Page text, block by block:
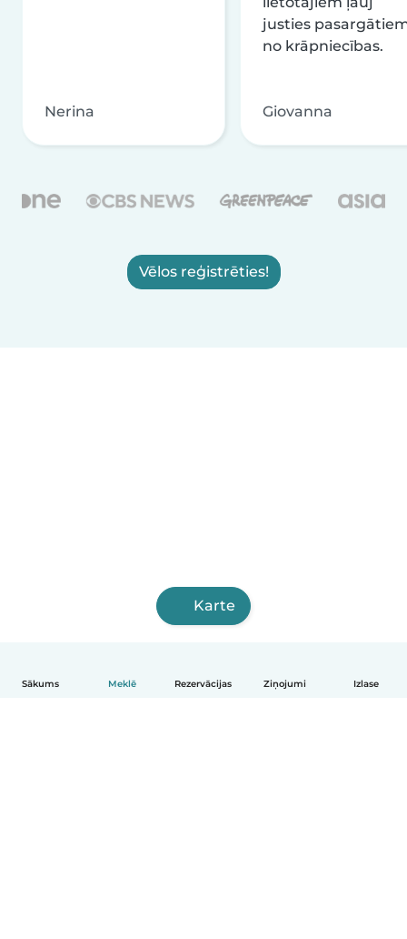
Sākums Meklē Rezervācijas Ziņojumi Izlase
Nerina
justies
no krāpniecības.
Giovanna
Vēlos reģistrēties!
Karte